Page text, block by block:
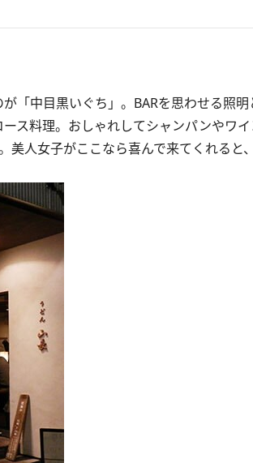
「中目黒いぐち」。BARを思わせる照
ス料理。おしゃれしてシャンパンやワイ
美人女子がここなら喜んで来てくれると